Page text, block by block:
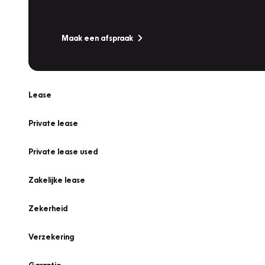
Maak een afspraak
Lease
Private lease
Private lease used
Zakelijke lease
Zekerheid
Verzekering